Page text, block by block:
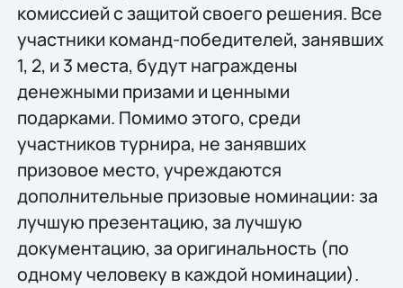
комиссией с защитой своего решения. Все
участники команд-победителей, занявших
1, 2, и 3 места, будут награждены
денежными призами и ценными
подарками. Помимо этого, среди
участников турнира, не занявших
призовое место, учреждаются
дополнительные призовые номинации: за
лучшую презентацию, за лучшую
документацию, за оригинальность (по
одному человеку в каждой номинации).